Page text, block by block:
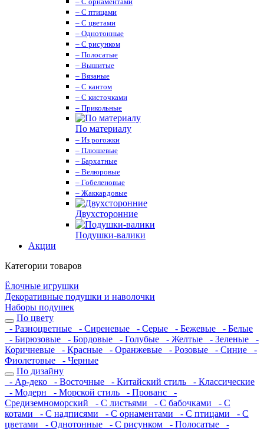
– С птицами
– С цветами
– Однотонные
– С рисунком
– Полосатые
– Вышитые
– Вязаные
– С кантом
– С кисточками
– Прикольные
По материалу
– Из рогожки
– Плюшевые
– Бархатные
– Велюровые
– Гобеленовые
– Жаккардовые
Двухсторонние
Подушки-валики
Акции
Категории товаров
Ёлочные игрушки
Декоративные подушки и наволочки
Наборы подушек
По цвету
- Разноцветные
- Сиреневые - Серые - Бежевые
- Белые
- Бирюзовые
- Бордовые - Голубые - Желтые - Зеленые
-
Коричневые
- Красные - Оранжевые - Розовые - Синие
-
Фиолетовые
- Черные
По дизайну
- Ар-деко
- Восточные - Китайский стиль
- Классические
- Модерн
- Морской стиль - Прованс
-
Средиземноморский
- С листьями - С бабочками
- С
котами
- С надписями - С орнаментами - С птицами
- С
цветами
- Однотонные - С рисунком - Полосатые
-